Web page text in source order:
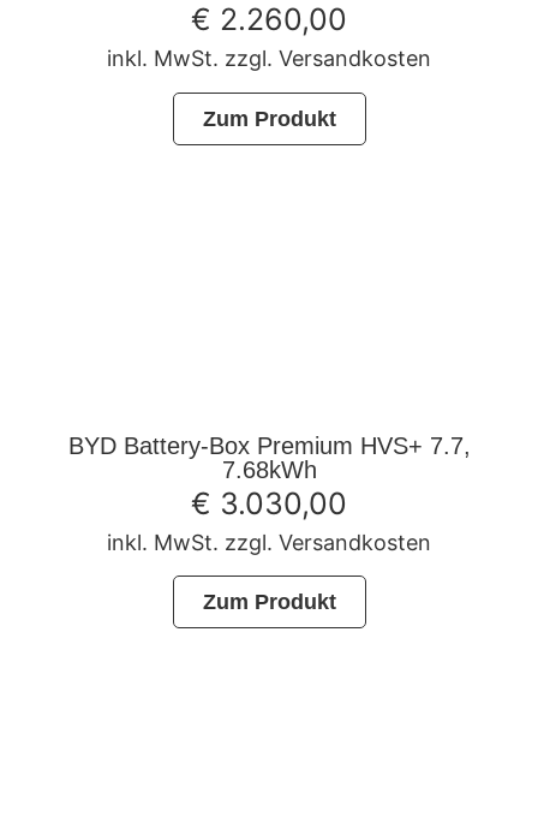
€ 2.260,00
inkl. MwSt. zzgl. Versandkosten
Zum Produkt
BYD Battery-Box Premium HVS+ 7.7,
7.68kWh
€ 3.030,00
inkl. MwSt. zzgl. Versandkosten
Zum Produkt